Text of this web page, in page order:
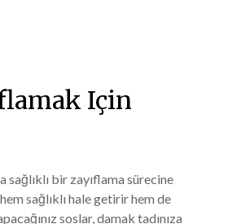
Için
sağlıklı bir zayıflama sürecine
sağlıklı hale getirir hem de
soslar, damak tadınıza